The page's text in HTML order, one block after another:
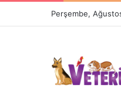
Perşembe,